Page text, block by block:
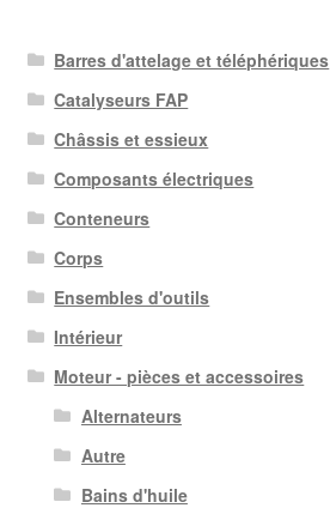
Barres d'attelage et téléphériques
Catalyseurs FAP
Châssis et essieux
Composants électriques
Conteneurs
Corps
Ensembles d'outils
Intérieur
Moteur - pièces et accessoires
Alternateurs
Autre
Bains d'huile